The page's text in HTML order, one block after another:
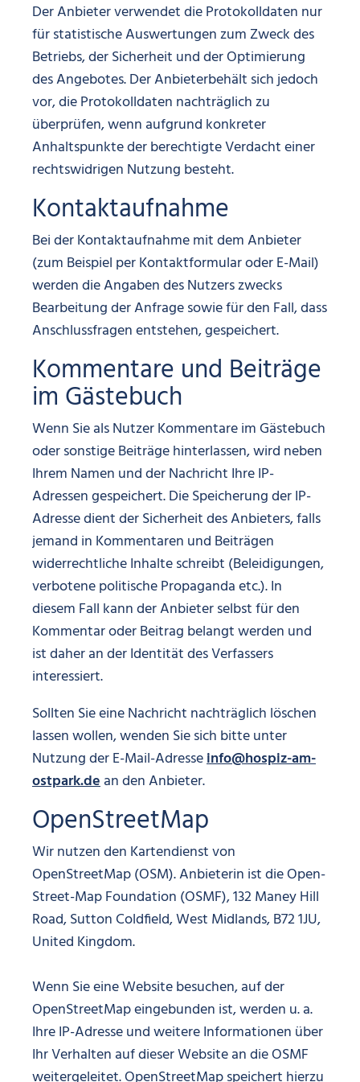
Der Anbieter verwendet die Protokolldaten nur
für statistische Auswertungen zum Zweck des
Betriebs, der Sicherheit und der Optimierung
des Angebotes. Der Anbieterbehält sich jedoch
vor, die Protokolldaten nachträglich zu
überprüfen, wenn aufgrund konkreter
Anhaltspunkte der berechtigte Verdacht einer
rechtswidrigen Nutzung besteht.
Kontaktaufnahme
Bei der Kontaktaufnahme mit dem Anbieter
(zum Beispiel per Kontaktformular oder E-Mail)
werden die Angaben des Nutzers zwecks
Bearbeitung der Anfrage sowie für den Fall, dass
Anschlussfragen entstehen, gespeichert.
Kommentare und Beiträge
im Gästebuch
Wenn Sie als Nutzer Kommentare im Gästebuch
oder sonstige Beiträge hinterlassen, wird neben
Ihrem Namen und der Nachricht Ihre IP-
Adressen gespeichert. Die Speicherung der IP-
Adresse dient der Sicherheit des Anbieters, falls
jemand in Kommentaren und Beiträgen
widerrechtliche Inhalte schreibt (Beleidigungen,
verbotene politische Propaganda etc.). In
diesem Fall kann der Anbieter selbst für den
Kommentar oder Beitrag belangt werden und
ist daher an der Identität des Verfassers
interessiert.
Sollten Sie eine Nachricht nachträglich löschen
lassen wollen, wenden Sie sich bitte unter
Nutzung der E-Mail-Adresseinfo@hospiz-am-
ostpark.dean den Anbieter.
OpenStreetMap
Wir nutzen den Kartendienst von
OpenStreetMap (OSM). Anbieterin ist die Open-
Street-Map Foundation (OSMF), 132 Maney Hill
Road, Sutton Coldfield, West Midlands, B72 1JU,
United Kingdom.
Wenn Sie eine Website besuchen, auf der
OpenStreetMap eingebunden ist, werden u. a.
Ihre IP-Adresse und weitere Informationen über
Ihr Verhalten auf dieser Website an die OSMF